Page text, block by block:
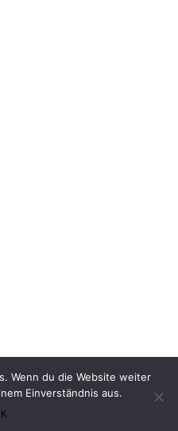
- powered by A24-data
Wenn du die Website weiter
Einverständnis aus.